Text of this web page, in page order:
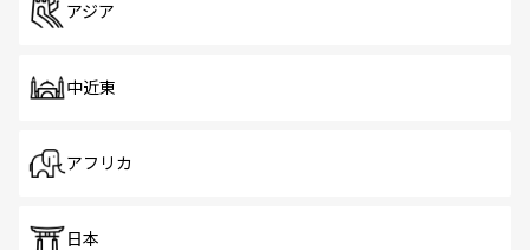
アジア
中近東
アフリカ
日本